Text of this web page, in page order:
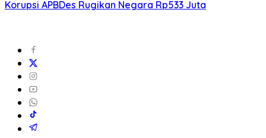
Korupsi APBDes Rugikan Negara Rp533 Juta